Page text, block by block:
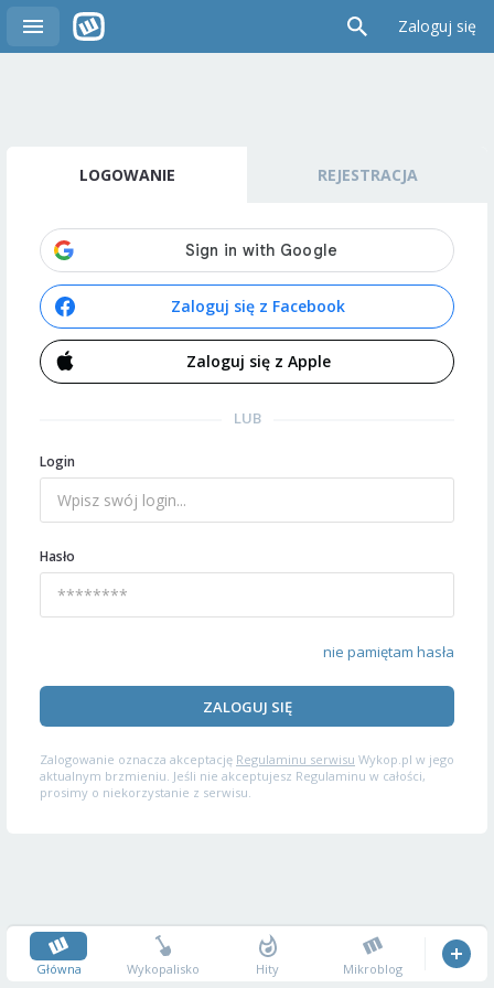
Zaloguj się
LOGOWANIE REJESTRACJA
Zaloguj się z Facebook
Zaloguj się z Apple
LUB
Login
Hasło
nie pamiętam hasła
ZALOGUJ SIĘ
Zalogowanie oznacza akceptację Regulaminu serwisu Wykop.pl w jego
aktualnym brzmieniu. Jeśli nie akceptujesz Regulaminu w całości,
prosimy o niekorzystanie z serwisu.
Główna Wykopalisko Hity Mikroblog